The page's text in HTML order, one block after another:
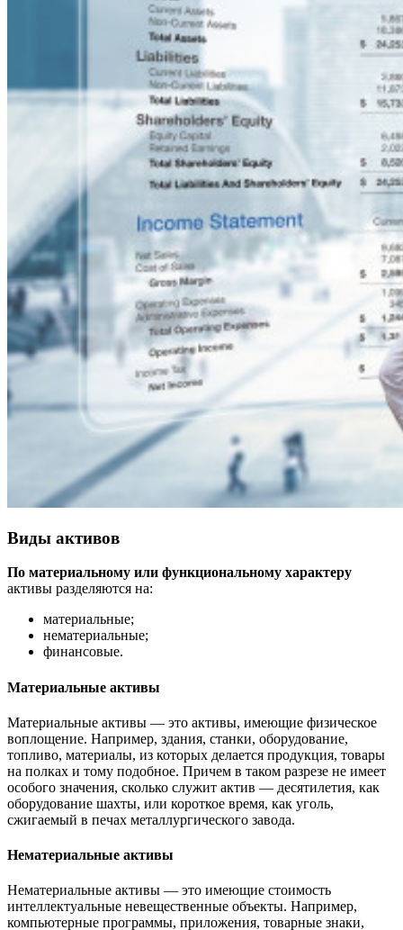
Виды активов
По материальному или функциональному характеру
активы разделяются на:
материальные;
нематериальные;
финансовые.
Материальные активы
Материальные активы — это активы, имеющие физическое
воплощение. Например, здания, станки, оборудование,
топливо, материалы, из которых делается продукция, товары
на полках и тому подобное. Причем в таком разрезе не имеет
особого значения, сколько служит актив — десятилетия, как
оборудование шахты, или короткое время, как уголь,
сжигаемый в печах металлургического завода.
Нематериальные активы
Нематериальные активы — это имеющие стоимость
интеллектуальные невещественные объекты. Например,
компьютерные программы, приложения, товарные знаки,